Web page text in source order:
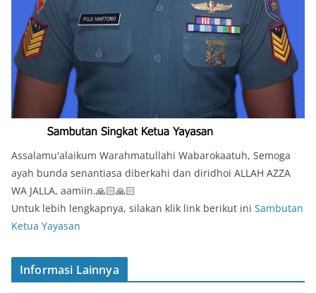
Assalamu'alaikum Warahmatullahi Wabarokaatuh, Semoga
ayah bunda senantiasa diberkahi dan diridhoi ALLAH AZZA
WA JALLA, aamiin.🙏🏻🙏🏻
Untuk lebih lengkapnya, silakan klik link berikut ini Sambutan
Ketua Yayasan
Informasi Lainnya